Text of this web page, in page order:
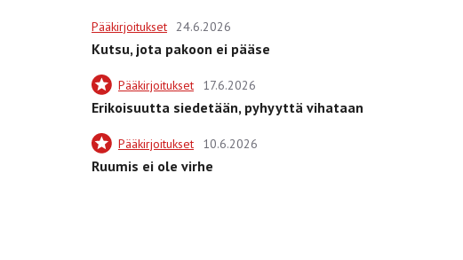
Pääkirjoitukset 24.6.2026
Kutsu, jota pakoon ei pääse
Pääkirjoitukset 17.6.2026
Erikoisuutta siedetään, pyhyyttä vihataan
Pääkirjoitukset 10.6.2026
Ruumis ei ole virhe